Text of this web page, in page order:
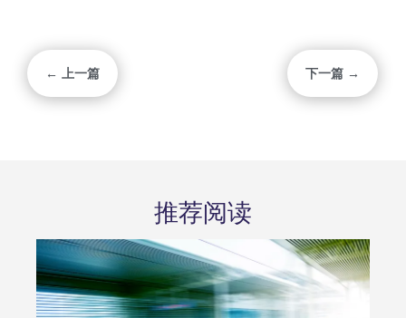
← 上一篇 下一篇 →
推荐阅读